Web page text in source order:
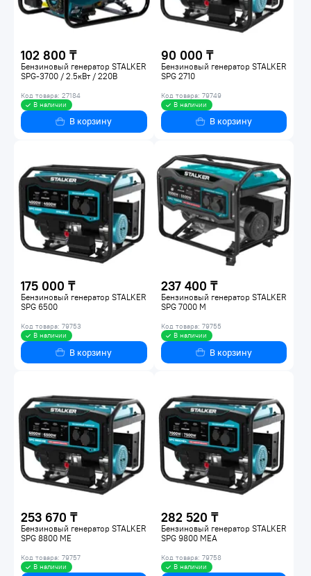
102 800 ₸
Бензиновый генератор STALKER
SPG-3700 / 2.5кВт / 220В
Код товара: 27184
В наличии
В корзину
90 000 ₸
Бензиновый генератор STALKER
SPG 2710
Код товара: 79749
В наличии
В корзину
175 000 ₸
Бензиновый генератор STALKER
SPG 6500
Код товара: 79753
В наличии
В корзину
237 400 ₸
Бензиновый генератор STALKER
SPG 7000 M
Код товара: 79755
В наличии
В корзину
253 670 ₸
Бензиновый генератор STALKER
SPG 8800 ME
Код товара: 79757
В наличии
282 520 ₸
Бензиновый генератор STALKER
SPG 9800 MEA
Код товара: 79758
В наличии